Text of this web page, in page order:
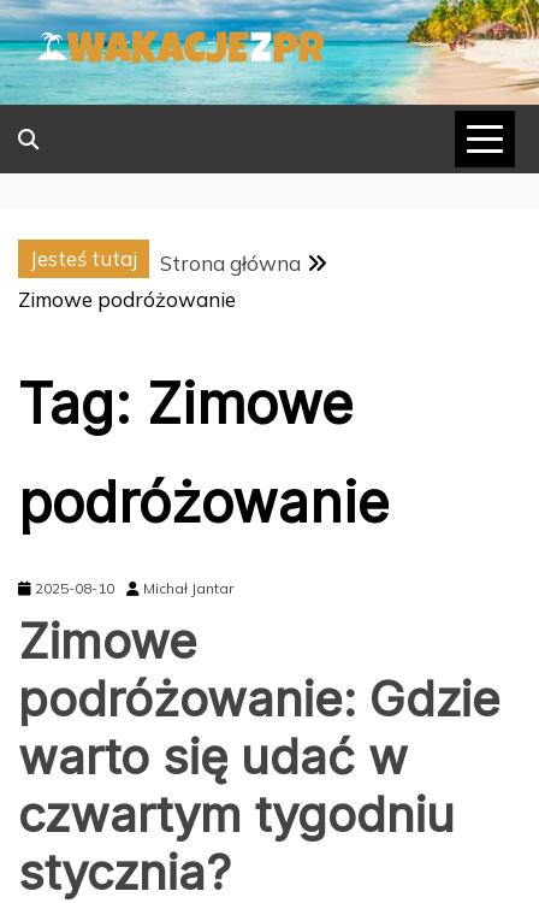
Skip
to
content
Jesteś tutaj
Strona główna
Zimowe podróżowanie
Tag: Zimowe
podróżowanie
2025-08-10 Michał Jantar
Zimowe
podróżowanie: Gdzie
warto się udać w
czwartym tygodniu
stycznia?